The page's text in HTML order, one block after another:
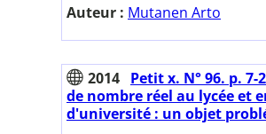
Auteur : Mutanen Arto
2014 Petit x. N° 96. p. 7-
de nombre réel au lycée et
d'université : un objet